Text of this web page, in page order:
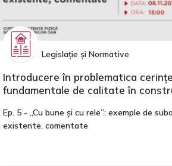
Legislație și Normative
Introducere în problematica
fundamentale de calitate în
Ep. 5 - „Cu bune și cu rele”: exemple de
existente, comentate